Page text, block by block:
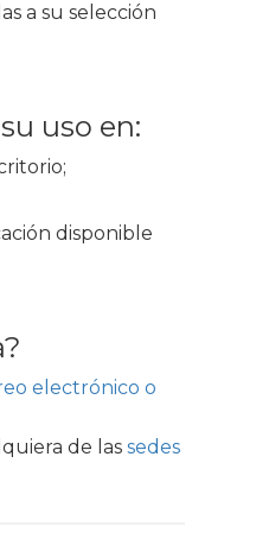
a su selección
uso en:
disponible
electrónico o
de las sedes